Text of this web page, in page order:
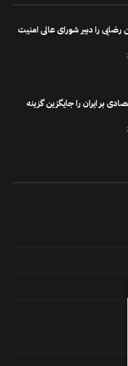
را دبیر شورای عالی امنیت
بر ایران را جایگزین گزینه